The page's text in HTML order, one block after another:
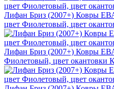
Лифан Бриз (2007+) Ковры
цвет Фиолетовый, цвет
Лифан Бриз (2007+) Ковры
Фиолетовый, цвет окантовки